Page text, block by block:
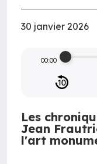
30 janvier 2026
00:00
Les
Jean
l'art